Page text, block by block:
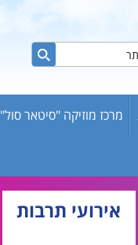
ברשת
מרכז מוזיקה "סיטאר סול"
אירועי תרבות